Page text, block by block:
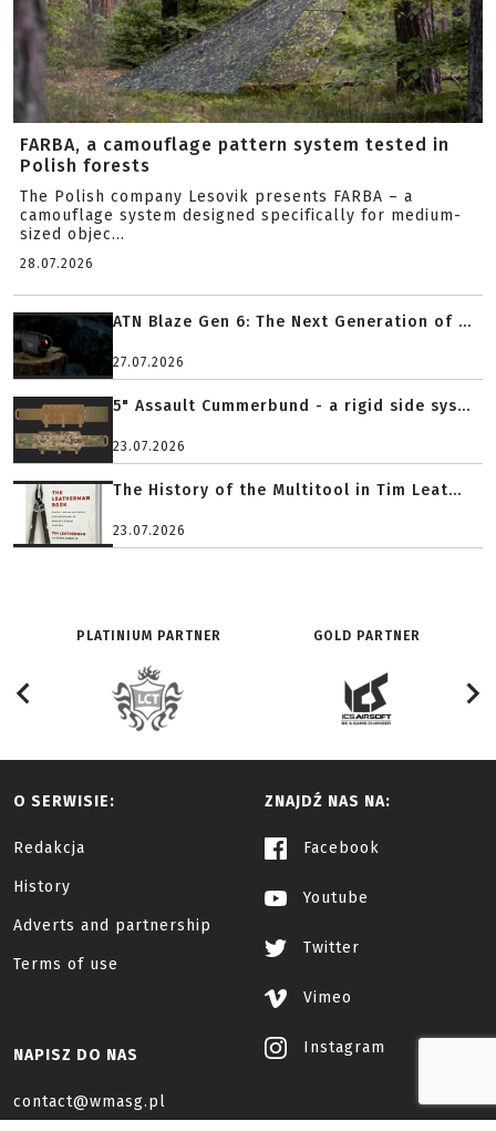
FARBA, a camouflage pattern system tested in
Polish forests
The Polish company Lesovik presents FARBA – a
camouflage system designed specifically for medium-
sized objec...
28.07.2026
ATN Blaze Gen 6: The Next Generation of ...
27.07.2026
5" Assault Cummerbund - a rigid side sys...
23.07.2026
The History of the Multitool in Tim Leat...
23.07.2026
PLATINIUM PARTNER GOLD PARTNER
O SERWISIE:
Redakcja
History
Adverts and partnership
Terms of use
ZNAJDŹ NAS NA:
Facebook
Youtube
Twitter
Vimeo
Instagram
NAPISZ DO NAS
contact@wmasg.pl